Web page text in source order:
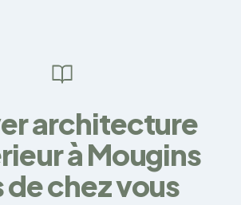
architecture
à Mougins
de chez vous